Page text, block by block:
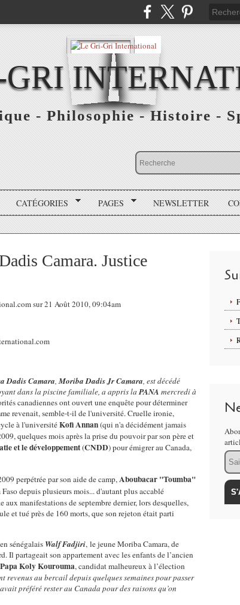
- Philosophie - Histoire -
CATÉGORIES PAGES NEWSLETTER
Camara. Justice
sur 21 Août 2010, 09:04am
Dadis Camara,Moriba Dadis Jr Camara, est décédé
dans la piscine familiale, a appris laPANA mercredi à
canadiennes ont ouvert une enquête pour déterminer
revenait, semble-t-il de l'université. Cruelle ironie,
à l'universitéKofi Annan(qui n'a décidément jamais
quelques mois après la prise du pouvoir par son père et
et le développement(CNDD) pour émigrer au Canada,
perpétrée par son aide de camp,Aboubacar "Toumba"
depuis plusieurs mois... d'autant plus accablé
aux manifestations de septembre dernier, lors desquelles,
et tué près de 160 morts, que son rejeton était parti
sénégalais Walf Fadjiri, le jeune Moriba Camara, de
Il partageait son appartement avec les enfants de l’ancien
Papa Koly Kourouma, candidat malheureux à l’élection
revenus au bercail depuis quelques semaines pour passer
préféré rester au Canada pour des raisons qu’on